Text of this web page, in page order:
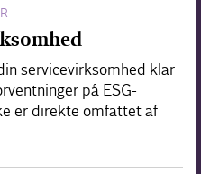
servicevirksomhed klar
på ESG-
er direkte omfattet af